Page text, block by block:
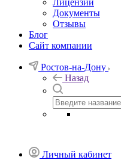
Лицензии
Документы
Отзывы
Блог
Сайт компании
Ростов-на-Дону
Назад
Личный кабинет